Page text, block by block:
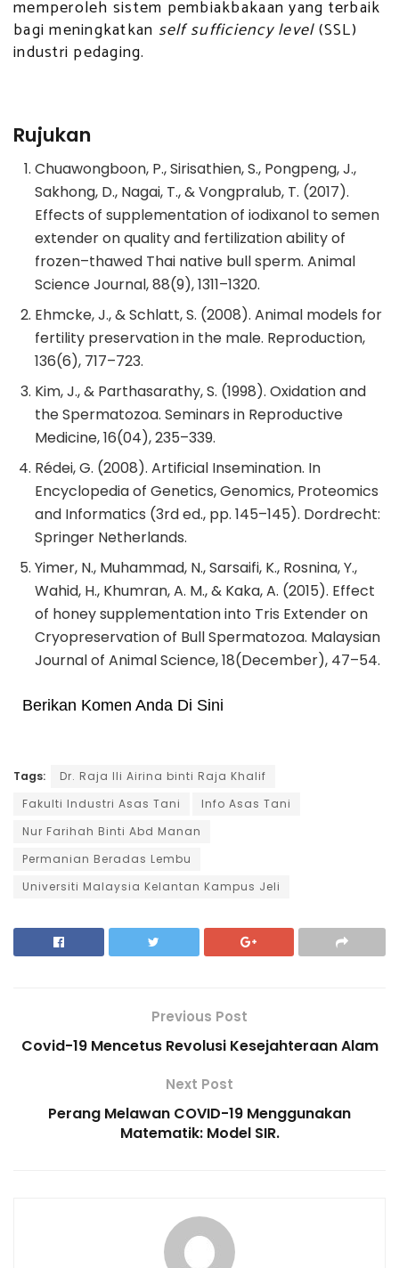
memperoleh sistem pembiakbakaan yang terbaik
bagi meningkatkan self sufficiency level(SSL)
industri pedaging.
Rujukan
Chuawongboon, P., Sirisathien, S., Pongpeng, J.,
Sakhong, D., Nagai, T., & Vongpralub, T. (2017).
Effects of supplementation of iodixanol to semen
extender on quality and fertilization ability of
frozen–thawed Thai native bull sperm. Animal
Science Journal, 88(9), 1311–1320.
Ehmcke, J., & Schlatt, S. (2008). Animal models for
fertility preservation in the male. Reproduction,
136(6), 717–723.
Kim, J., & Parthasarathy, S. (1998). Oxidation and
the Spermatozoa. Seminars in Reproductive
Medicine, 16(04), 235–339.
Rédei, G. (2008). Artificial Insemination. In
Encyclopedia of Genetics, Genomics, Proteomics
and Informatics (3rd ed., pp. 145–145). Dordrecht:
Springer Netherlands.
Yimer, N., Muhammad, N., Sarsaifi, K., Rosnina, Y.,
Wahid, H., Khumran, A. M., & Kaka, A. (2015). Effect
of honey supplementation into Tris Extender on
Cryopreservation of Bull Spermatozoa. Malaysian
Journal of Animal Science, 18(December), 47–54.
Berikan Komen Anda Di Sini
Tags:
Dr. Raja Ili Airina binti Raja Khalif
Fakulti Industri Asas Tani
Info Asas Tani
Nur Farihah Binti Abd Manan
Permanian Beradas Lembu
Universiti Malaysia Kelantan Kampus Jeli
Previous Post
Covid-19 Mencetus Revolusi Kesejahteraan Alam
Next Post
Perang Melawan COVID-19 Menggunakan
Matematik: Model SIR.